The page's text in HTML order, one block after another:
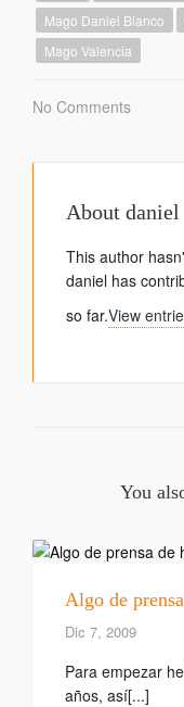
Mago Daniel Blanco
Mago Valencia
No Comments
About daniel
This author
daniel has
so far.View
You
Algo de
Dic 7, 2009
Para empezar
años, así[...]